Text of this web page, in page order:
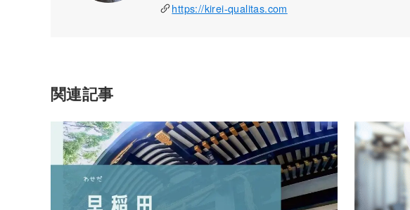
https://kirei-qualitas.com
関連記事